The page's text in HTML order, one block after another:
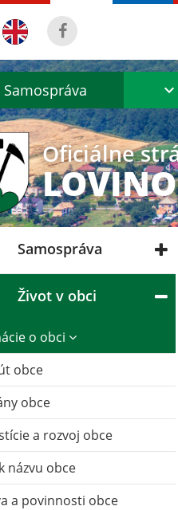
Samospráva
Oficiálne
Samospráva
Život v obci
o obci
obce
obce
a rozvoj obce
názvu obce
a povinnosti obce